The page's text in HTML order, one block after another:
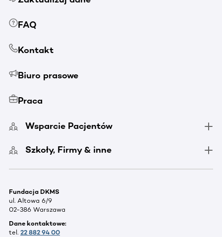
FAQ
Kontakt
Biuro prasowe
Praca
Wsparcie Pacjentów
Szkoły, Firmy & inne
Fundacja DKMS
ul. Altowa 6/9
02-386 Warszawa
Dane kontaktowe:
tel. 22 882 94 00